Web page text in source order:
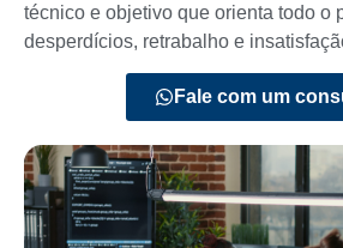
técnico e objetivo que orienta todo o
desperdícios, retrabalho e
Fale com um